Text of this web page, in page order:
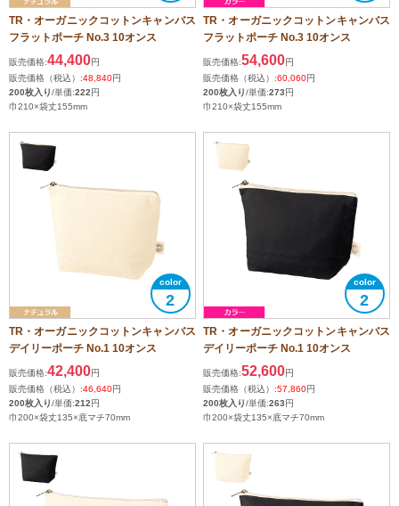
TR・オーガニックコットンキャンバス
フラットポーチ No.3 10オンス
販売価格:44,400円
販売価格（税込）:48,840円
200枚入り/単価:222円
巾210×袋丈155mm
TR・オーガニックコットンキャンバス
フラットポーチ No.3 10オンス
販売価格:54,600円
販売価格（税込）:60,060円
200枚入り/単価:273円
巾210×袋丈155mm
2
TR・オーガニックコットンキャンバス
デイリーポーチ No.1 10オンス
販売価格:42,400円
販売価格（税込）:46,640円
200枚入り/単価:212円
巾200×袋丈135×底マチ70mm
2
TR・オーガニックコットンキャンバス
デイリーポーチ No.1 10オンス
販売価格:52,600円
販売価格（税込）:57,860円
200枚入り/単価:263円
巾200×袋丈135×底マチ70mm